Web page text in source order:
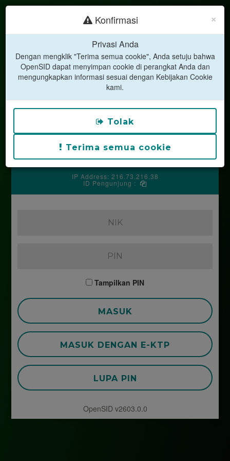
LAYANAN MANDIRI
DESA CENDANA
Kabupaten Purbalingga
Kodepos 53361
Silakan hubungi operator desa untuk mendapatkan kode
IP Address: 216.73.216.38
ID Pengunjung :
Tampilkan PIN
MASUK
MASUK DENGAN E-KTP
LUPA PIN
OpenSID v2603.0.0
×
Konfirmasi
Privasi Anda
Dengan mengklik "Terima semua cookie", Anda setuju bahwa
OpenSID dapat menyimpan cookie di perangkat Anda dan
mengungkapkan informasi sesuai dengan Kebijakan Cookie
kami.
Tolak
Terima semua cookie